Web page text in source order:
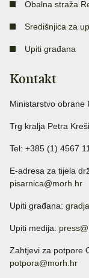
Obalna straža
Središnjica za
Upiti građana
Kontakt
Ministarstvo obrane
Trg kralja Petra
Tel: +385 (1) 4567
E-adresa za tijela
pisarnica@morh.hr
Upiti građana:
Upiti medija:
Zahtjevi za potpore
potpora@morh.hr